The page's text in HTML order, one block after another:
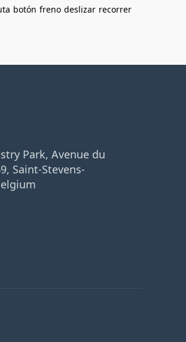
botón freno deslizar recorrer
Park, Avenue du
Saint-Stevens-